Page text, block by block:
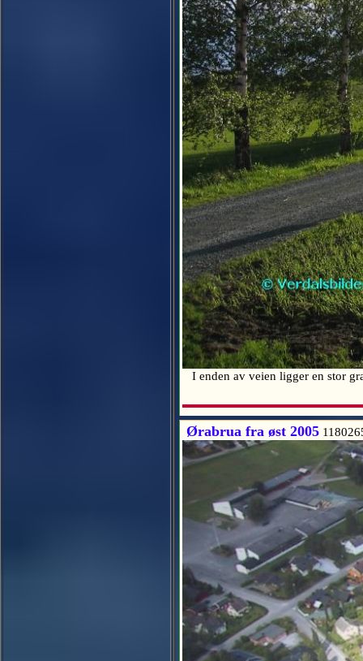
I enden av veien ligger en stor
Ørabrua fra øst 2005